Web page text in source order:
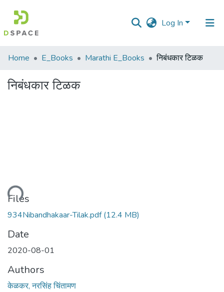
Log In
Communities
Collections
Home E_Books Marathi E_Books निबंधकार टिळक
निबंधकार टिळक
Files
934Nibandhakaar-Tilak.pdf(12.4 MB)
Date
2020-08-01
Authors
केळकर, नरसिंह चिंतामण